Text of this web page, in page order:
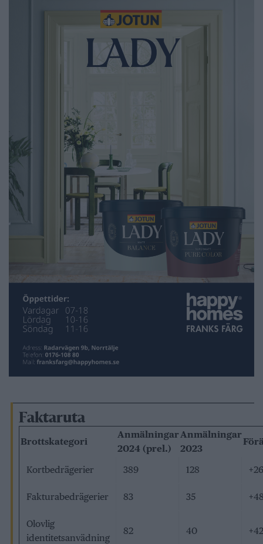
Faktaruta
Brottskategori
Anmälningar
2024 (prel.)
Anmälningar
2023
Kortbedrägerier 389 128
Fakturabedrägerier 83 35
Olovlig
identitetsanvädning
82 40 +42